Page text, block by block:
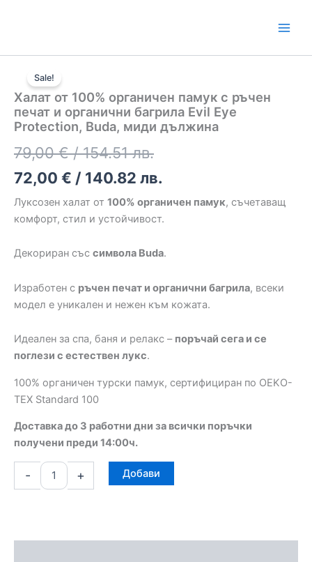
Sale!
Халат от 100% органичен памук с ръчен
печат и органични багрила Evil Eye
Protection, Buda, миди дължина
79,00€ / 154.51 лв.
price
was:
лв..
72,00 € / 140.82 лв.
цена
е:
лв..
Луксозен халат от 100% органичен памук, съчетаващ
комфорт, стил и устойчивост.
Декориран със символа Budа.
Изработен с ръчен печат и органични багрила, всеки
модел е уникален и нежен към кожата.
Идеален за спа, баня и релакс – поръчай сега и се
поглези с естествен лукс.
100% органичен турски памук, сертифициран по OEKO-
TEX Standard 100
Доставка до 3 работни дни за всички поръчки
получени преди 14:00ч.
-
Халат
от
100%
органичен
памук
с
ръчен
печат
и
органични
Eye
Buda,
дължина
+ Добави
ръчен
печат
и
органични
багрила
Evil
Eye
Protection,
Buda,
миди
дължина